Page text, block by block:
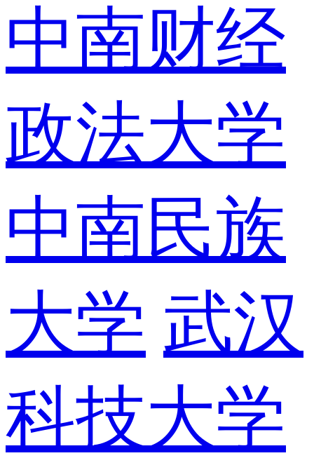
中南财经
政法大学
中南民族
大学 武汉
科技大学